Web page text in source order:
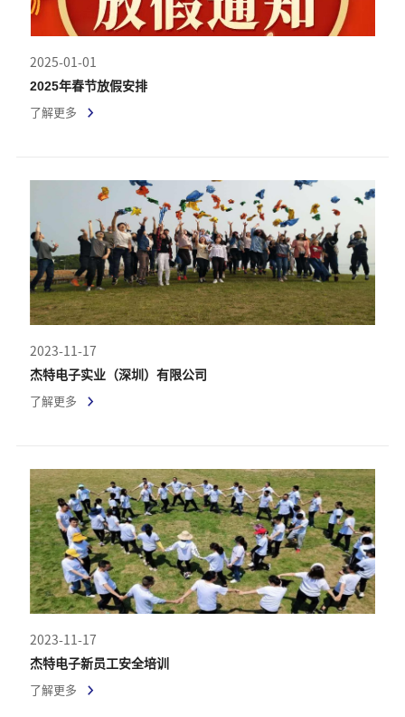
2025-01-01
2025年春节放假安排
了解更多
2023-11-17
杰特电子实业（深圳）有限公司
了解更多
2023-11-17
杰特电子新员工安全培训
了解更多